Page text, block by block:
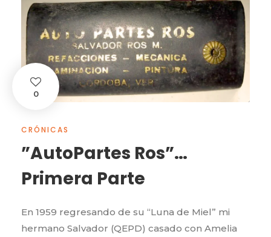
0
CRÓNICAS
”AutoPartes Ros”…
Primera Parte
En 1959 regresando de su “Luna de Miel” mi
hermano Salvador (QEPD) casado con Amelia